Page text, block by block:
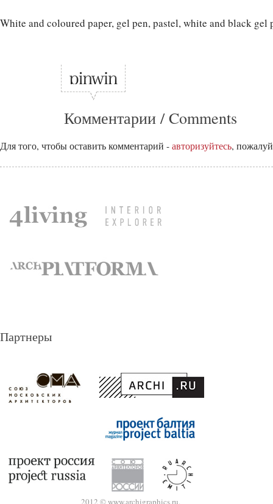
White and coloured paper, gel pen, pastel, white and black gel
Комментарии / Comments
Для того, чтобы оставить комментарий - авторизуйтесь,
Партнеры
2012 © www.archigraphics.ru.